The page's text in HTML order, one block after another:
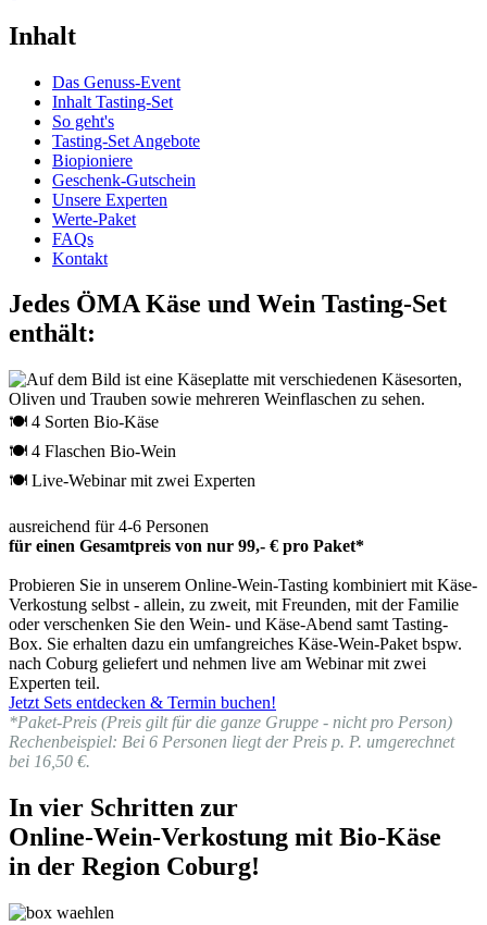
Inhalt
Das Genuss-Event
Inhalt Tasting-Set
So geht's
Tasting-Set Angebote
Biopioniere
Geschenk-Gutschein
Unsere Experten
Werte-Paket
FAQs
Kontakt
Jedes ÖMA Käse und Wein Tasting-Set
enthält:
🍽 4 Sorten Bio-Käse
🍽 4 Flaschen Bio-Wein
🍽 Live-Webinar mit zwei Experten
ausreichend für 4-6 Personen
für einen Gesamtpreis von nur 99,- € pro Paket*
Probieren Sie in unserem Online-Wein-Tasting kombiniert mit Käse-
Verkostung selbst - allein, zu zweit, mit Freunden, mit der Familie
oder verschenken Sie den Wein- und Käse-Abend samt Tasting-
Box. Sie erhalten dazu ein umfangreiches Käse-Wein-Paket bspw.
nach Coburg geliefert und nehmen live am Webinar mit zwei
Experten teil.
Jetzt Sets entdecken & Termin buchen!
*Paket-Preis (Preis gilt für die ganze Gruppe - nicht pro Person)
Rechenbeispiel: Bei 6 Personen liegt der Preis p. P. umgerechnet
bei 16,50 €.
In vier Schritten zur
Online-Wein-Verkostung mit Bio-Käse
in der Region Coburg!